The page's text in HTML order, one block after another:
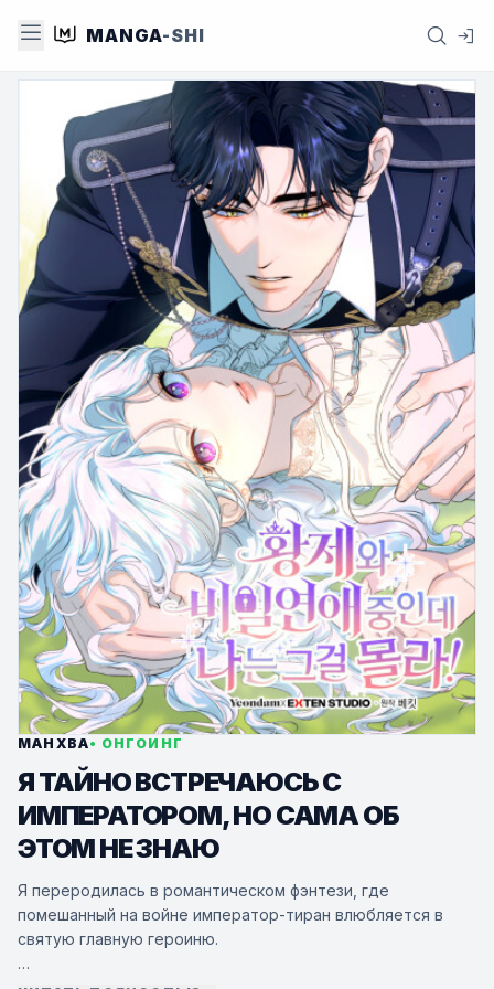
MANGA-SHI
МАНХВА• ОНГОИНГ
Я ТАЙНО ВСТРЕЧАЮСЬ С
ИМПЕРАТОРОМ, НО САМА ОБ
ЭТОМ НЕ ЗНАЮ
Я переродилась в романтическом фэнтези, где
помешанный на войне император-тиран влюбляется в
святую главную героиню.